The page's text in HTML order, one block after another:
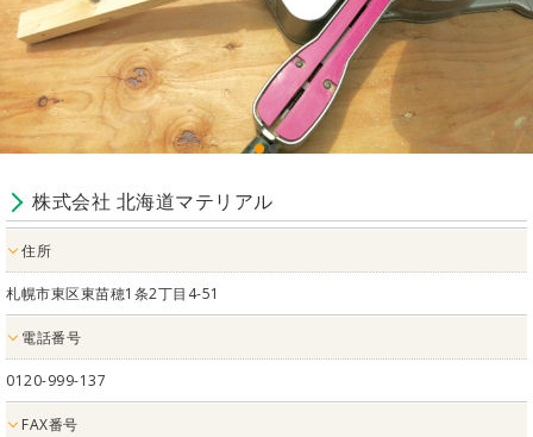
株式会社 北海道マテリアル
住所
札幌市東区東苗穂1条2丁目4-51
電話番号
0120-999-137
FAX番号